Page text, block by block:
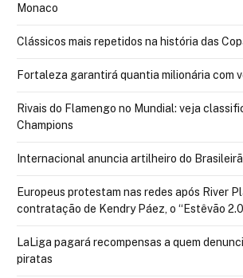
Monaco
Clássicos mais repetidos na história das
Fortaleza garantirá quantia milionária com
Rivais do Flamengo no Mundial: veja
Champions
Internacional anuncia artilheiro do
Europeus protestam nas redes após River
contratação de Kendry Páez, o “Estêvão
LaLiga pagará recompensas a quem
piratas